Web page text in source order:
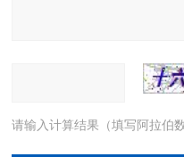
请输入计算结果（填写阿拉伯